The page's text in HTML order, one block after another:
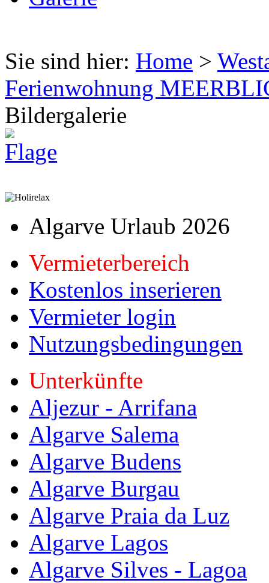
Sie sind hier: Home >
Ferienwohnung
Bildergalerie
Algarve Urlaub 2026
Vermieterbereich
Kostenlos inserieren
Vermieter login
Nutzungsbedingungen
Unterkünfte
Aljezur - Arrifana
Algarve Salema
Algarve Budens
Algarve Burgau
Algarve Praia da Luz
Algarve Lagos
Algarve Silves - Lagoa